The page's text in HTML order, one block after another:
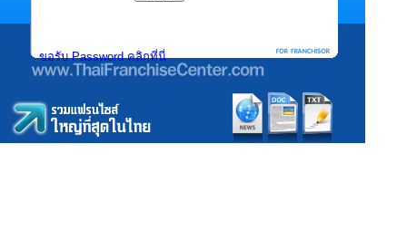
ขอรับ Password คลิกที่นี่